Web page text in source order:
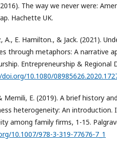
The way we never were:
Hachette UK.
A., E. Hamilton., & Jack. (2021).
through metaphors: A narrative
Entrepreneurship & Regional
10.1080/
Memili, E. (2019). A brief history
heterogeneity: An introduction.
among family firms, 1-15.
10.1007/978-3-319-77676-7_1